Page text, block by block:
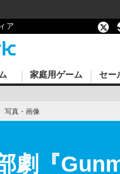
ア
家庭用ゲーム セー
写真・画像
劇『